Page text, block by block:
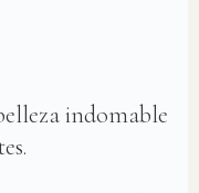
indomable